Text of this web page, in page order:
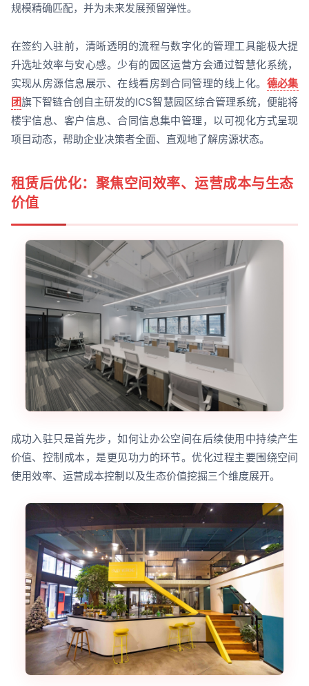
规模精确匹配，并为未来发展预留弹性。
在签约入驻前，清晰透明的流程与数字化的管理工具能极大提
升选址效率与安心感。少有的园区运营方会通过智慧化系统，
实现从房源信息展示、在线看房到合同管理的线上化。 德必集
团旗下智链合创自主研发的ICS智慧园区综合管理系统，便能将
楼宇信息、客户信息、合同信息集中管理，以可视化方式呈现
项目动态，帮助企业决策者全面、直观地了解房源状态。
租赁后优化：聚焦空间效率、运营成本与生态
价值
成功入驻只是首先步，如何让办公空间在后续使用中持续产生
价值、控制成本，是更见功力的环节。优化过程主要围绕空间
使用效率、运营成本控制以及生态价值挖掘三个维度展开。